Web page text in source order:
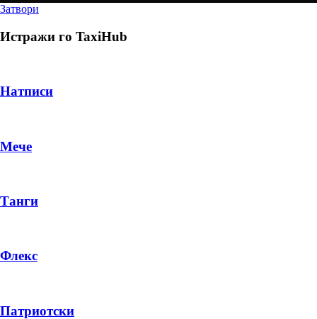
PRODUCT
Затвори
Истражи го TaxiHub
Натписи
Мече
Танги
Флекс
Патриотски